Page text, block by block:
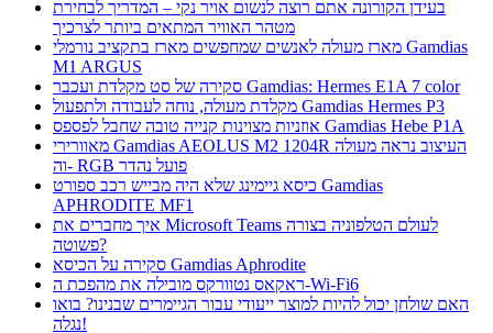
בעידן הקורונה אתם רוצה לנשום אויר נקי – המדריך לבחירת
מטהר האוויר המתאים ביותר לצרכיך
מארז מעולה לאנשים שמחפשים מארז בתקציב נורמלי Gamdias
M1 ARGUS
סקירה של סט מקלדת ועכבר Gamdias: Hermes E1A 7 color
מקלדת מעולה, נוחה לעבודה ולתפעול Gamdias Hermes P3
אוזניות מצוינות קנייה טובה שחבל לפספס Gamdias Hebe P1A
מאוורירי Gamdias AEOLUS M2 1204R העיצוב נראה מעולה
וה- RGB פועל נהדר
כיסא גיימינג שלא היה מבייש רכב ספורט Gamdias
APHRODITE MF1
איך מחברים את Microsoft Teams לעולם הטלפוניה בצורה
פשוטה?
סקירה על הכיסא Gamdias Aphrodite
ראקאס נטוורקס מובילה את מהפכת ה-Wi-Fi6
האם שולחן יכול להיות למוצר ייעודי עבור הגיימרים שבנינו? בואו
נגלה!